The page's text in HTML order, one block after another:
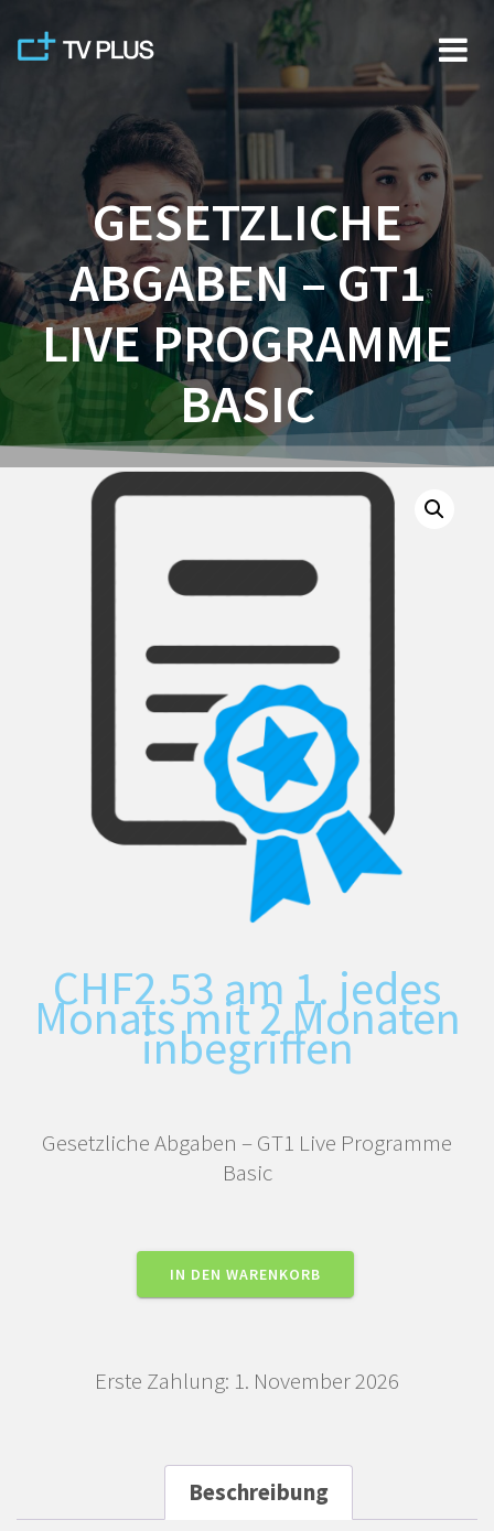
Skip
to
content
GESETZLICHE
ABGABEN – GT1
LIVE PROGRAMME
BASIC
CHF2.53 am 1. jedes
Monats mit 2 Monaten
inbegriffen
Gesetzliche Abgaben – GT1 Live Programme
Basic
Gesetzliche
Abgaben
Live
Menge
IN DEN WARENKORB
Erste Zahlung: 1. November 2026
Beschreibung